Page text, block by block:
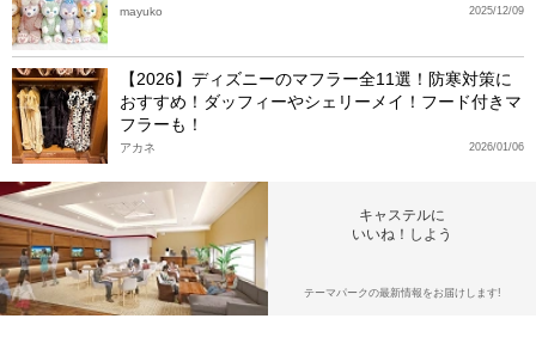
2025/12/09
mayuko
【2026】ディズニーのマフラー全11選！防寒対策に
おすすめ！ダッフィーやシェリーメイ！フード付きマ
フラーも！
2026/01/06
アカネ
キャステルに
いいね！しよう
テーマパークの最新情報をお届けします!